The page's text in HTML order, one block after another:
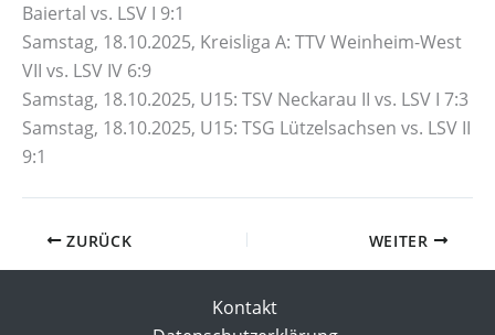
Baiertal vs. LSV I 9:1
Samstag, 18.10.2025, Kreisliga A: TTV Weinheim-West
VII vs. LSV IV 6:9
Samstag, 18.10.2025, U15: TSV Neckarau II vs. LSV I 7:3
Samstag, 18.10.2025, U15: TSG Lützelsachsen vs. LSV II
9:1
ZURÜCK WEITER
Kontakt